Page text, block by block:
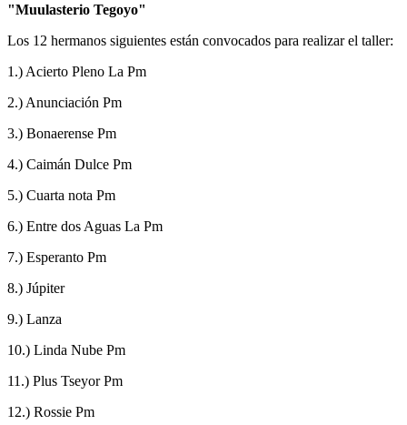
"Muulasterio Tegoyo"
Los 12 hermanos siguientes están convocados para realizar el taller:
1.) Acierto Pleno La Pm
2.) Anunciación Pm
3.) Bonaerense Pm
4.) Caimán Dulce Pm
5.) Cuarta nota Pm
6.) Entre dos Aguas La Pm
7.) Esperanto Pm
8.) Júpiter
9.) Lanza
10.) Linda Nube Pm
11.) Plus Tseyor Pm
12.) Rossie Pm